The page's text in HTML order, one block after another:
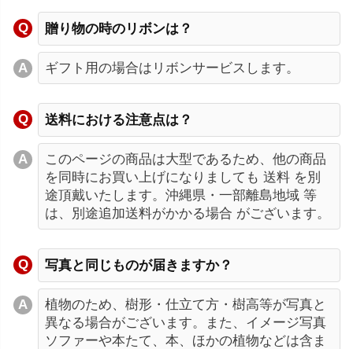
贈り物の時のリボンは？
ギフト用の場合はリボンサービスします。
送料における注意点は？
このページの商品は大型であるため、他の商品
を同時にお買い上げになりましても 送料 を別
途頂戴いたします。沖縄県・一部離島地域 等
は、別途追加送料がかかる場合 がございます。
写真と同じものが届きますか？
植物のため、樹形・仕立て方・樹高等が写真と
異なる場合がございます。また、イメージ写真
ソファーや本たて、本、ほかの植物などは含ま